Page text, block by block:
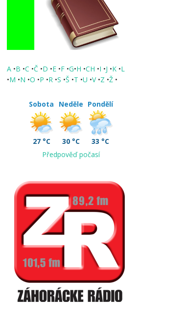
A •B •C •Č •D •E •F •G•H •CH •I •J •K •L
•M •N •O •P •R •S •Š •T •U •V •Z •Ž •
Sobota
27 °C
Neděle
30 °C
Pondělí
33 °C
Předpověď počasí